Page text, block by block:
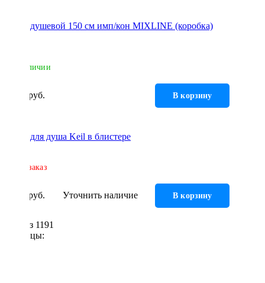
Шланг душевой 150 см имп/кон MIXLINE (коробка)
В наличии
278 руб. В корзину
Шланг для душа Keil в блистере
Под заказ
278 руб. Уточнить наличие В корзину
1 - 36 из 1191
Страницы: